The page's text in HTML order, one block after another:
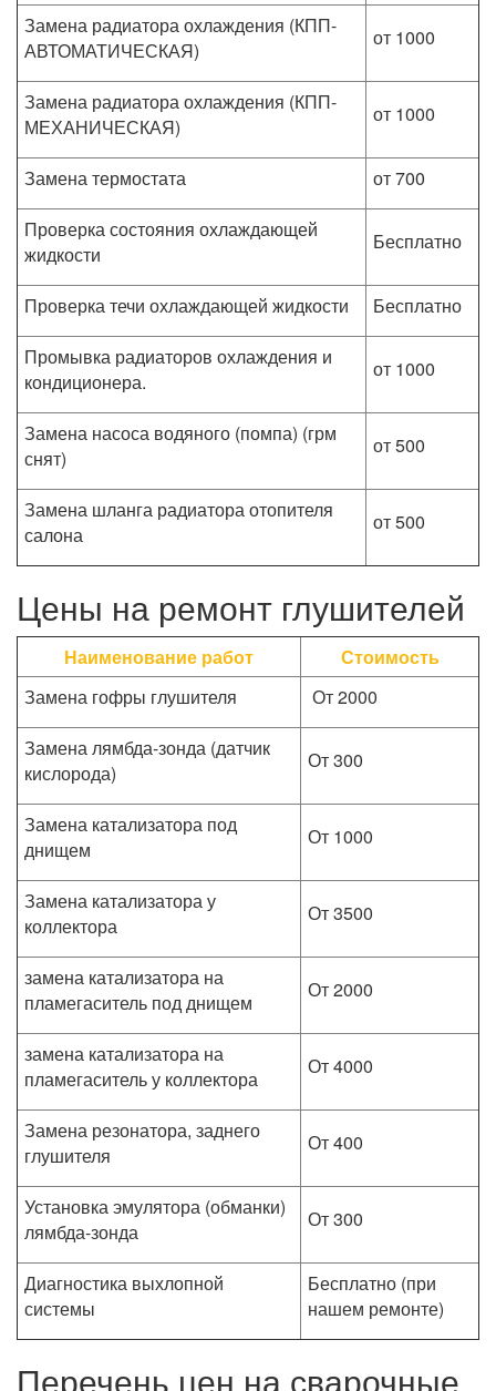
Замена радиатора охлаждения (КПП-
АВТОМАТИЧЕСКАЯ)
от 1000
Замена радиатора охлаждения (КПП-
МЕХАНИЧЕСКАЯ)
от 1000
Замена термостата
от 700
Проверка состояния охлаждающей
жидкости
Бесплатно
Проверка течи охлаждающей жидкости
Бесплатно
Промывка радиаторов охлаждения и
кондиционера.
от 1000
Замена насоса водяного (помпа) (грм
снят)
от 500
Замена шланга радиатора отопителя
салона
от 500
Цены на ремонт глушителей
Наименование работ
Стоимость
Замена гофры глушителя
От 2000
Замена лямбда-зонда (датчик
кислорода)
От 300
Замена катализатора под
днищем
От 1000
Замена катализатора у
коллектора
От 3500
замена катализатора на
пламегаситель под днищем
От 2000
замена катализатора на
пламегаситель у коллектора
От 4000
Замена резонатора, заднего
глушителя
От 400
Установка эмулятора (обманки)
лямбда-зонда
От 300
Диагностика выхлопной
системы
Бесплатно (при
нашем ремонте)
Перечень цен на сварочные